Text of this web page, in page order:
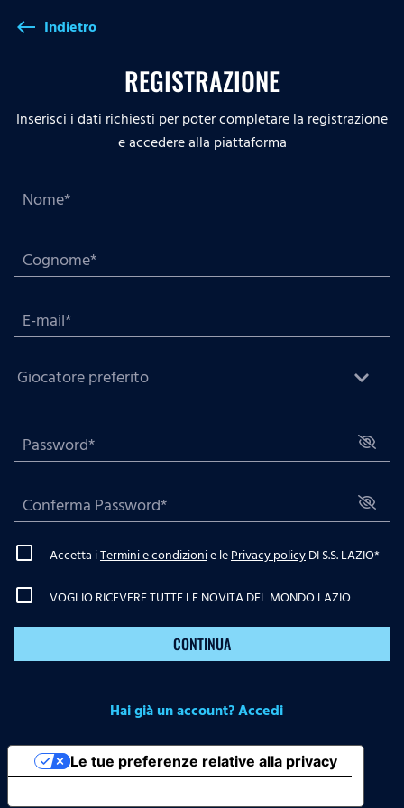
west Indietro
REGISTRAZIONE
Inserisci i dati richiesti per poter completare la registrazione
e accedere alla piattaforma
Accetta iTermini e condizionie lePrivacy policyDI S.S. LAZIO*
VOGLIO RICEVERE TUTTE LE NOVITA DEL MONDO LAZIO
CONTINUA
Hai già un account? Accedi
Le tue preferenze relative alla privacy